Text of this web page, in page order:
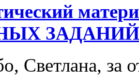
Светлана, за